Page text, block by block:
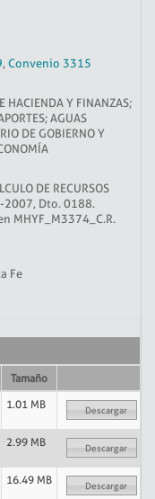
, Convenio 3315
HACIENDA Y FINANZAS;
AGUAS
DE GOBIERNO Y
DE RECURSOS
2007, Dto. 0188.
MHYF_M3374_C.R.
Fe
Tamaño
1.01 MB Descargar
2.99 MB Descargar
16.49 MB Descargar